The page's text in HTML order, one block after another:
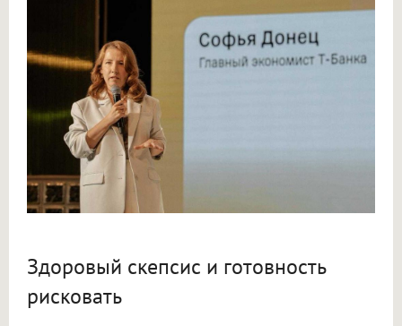
Здоровый скепсис и готовность
рисковать